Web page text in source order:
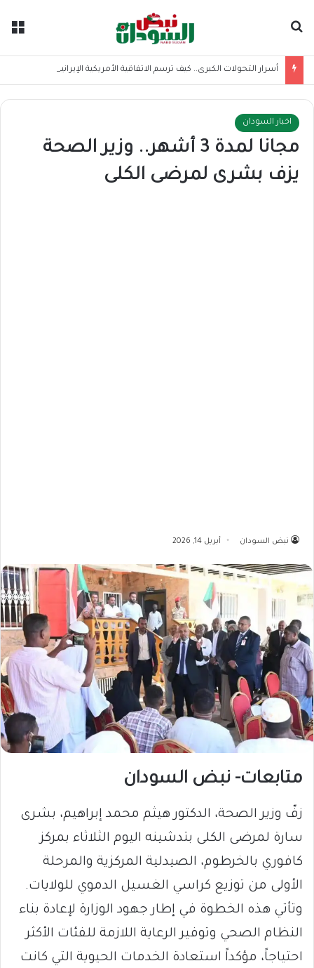
اخبار السودان
مجانا لمدة 3 أشهر.. وزير الصحة
يزف بشرى لمرضى الكلى
نبض السودان أبريل 14, 2026
متابعات- نبض السودان
زفّ وزير الصحة، الدكتور هيثم محمد إبراهيم، بشرى
سارة لمرضى الكلى بتدشينه اليوم الثلاثاء بمركز
كافوري بالخرطوم، الصيدلية المركزية والمرحلة
الأولى من توزيع كراسي الغسيل الدموي للولايات.
وتأتي هذه الخطوة في إطار جهود الوزارة لإعادة بناء
النظام الصحي وتوفير الرعاية اللازمة للفئات الأكثر
احتياجاً، مؤكداً استعادة الخدمات الحيوية التي كانت